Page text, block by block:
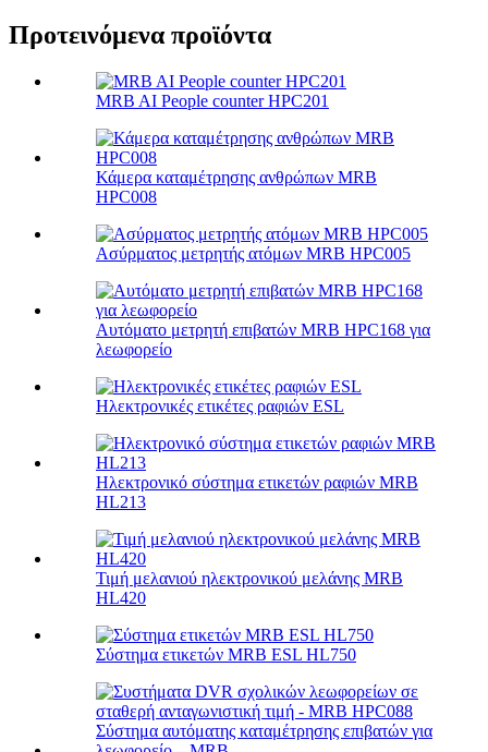
Προτεινόμενα προϊόντα
MRB AI People counter HPC201
Κάμερα καταμέτρησης ανθρώπων MRB
HPC008
Ασύρματος μετρητής ατόμων MRB HPC005
Αυτόματο μετρητή επιβατών MRB HPC168 για
λεωφορείο
Ηλεκτρονικές ετικέτες ραφιών ESL
Ηλεκτρονικό σύστημα ετικετών ραφιών MRB
HL213
Τιμή μελανιού ηλεκτρονικού μελάνης MRB
HL420
Σύστημα ετικετών MRB ESL HL750